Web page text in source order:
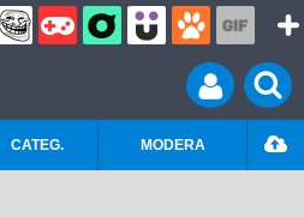
CATEG. MODERA